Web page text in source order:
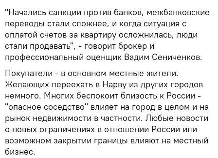
"Начались санкции против банков, межбанковские
переводы стали сложнее, и когда ситуация с
оплатой счетов за квартиру осложнилась, люди
стали продавать", - говорит брокер и
профессиональный оценщик Вадим Сениченков.
Покупатели - в основном местные жители.
Желающих переехать в Нарву из других городов
немного. Многих беспокоит близость к России -
"опасное соседство" влияет на город в целом и на
рынок недвижимости в частности. Любые новости
о новых ограничениях в отношении России или
возможном закрытии границы влияют на местный
бизнес.